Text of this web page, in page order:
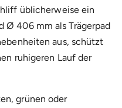
üblicherweise ein
Ø 406 mm als Trägerpad
aus, schützt
ruhigeren Lauf der
grünen oder